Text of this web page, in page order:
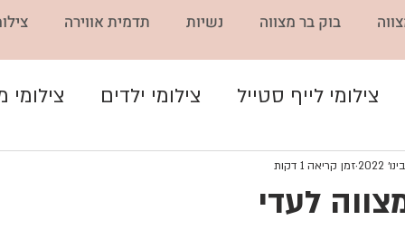
בוק בר מצווה נשיות תדמית אווירה
צילומי לייף סטייל צילומי ילדים
ואווירה
לעדי
זמן קריאה 1 דקות